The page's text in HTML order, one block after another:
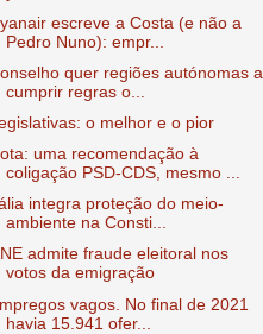
escreve a Costa (e não a
Pedro Nuno): empr...
quer regiões autónomas a
cumprir regras o...
o melhor e o pior
uma recomendação à
coligação PSD-CDS, mesmo ...
integra proteção do meio-
ambiente na Consti...
admite fraude eleitoral nos
votos da emigração
vagos. No final de 2021
havia 15.941 ofer...